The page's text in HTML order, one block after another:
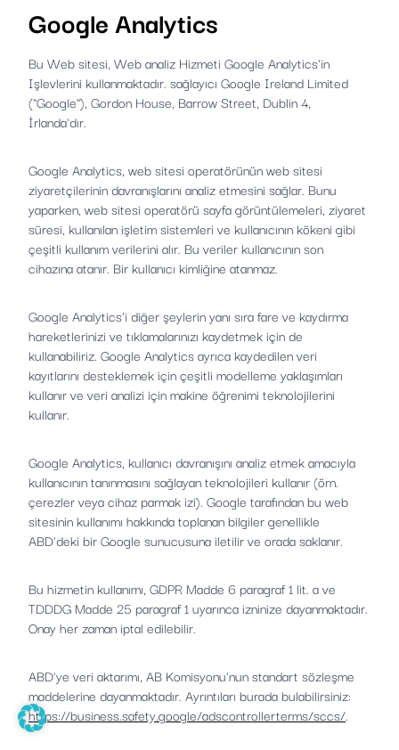
Google Analytics
Bu Web sitesi, Web analiz Hizmeti Google Analytics'in
Işlevlerini kullanmaktadır. sağlayıcı Google Ireland Limited
("Google"), Gordon House, Barrow Street, Dublin 4,
İrlanda'dır.
Google Analytics, web sitesi operatörünün web sitesi
ziyaretçilerinin davranışlarını analiz etmesini sağlar. Bunu
yaparken, web sitesi operatörü sayfa görüntülemeleri, ziyaret
süresi, kullanılan işletim sistemleri ve kullanıcının kökeni gibi
çeşitli kullanım verilerini alır. Bu veriler kullanıcının son
cihazına atanır. Bir kullanıcı kimliğine atanmaz.
Google Analytics'i diğer şeylerin yanı sıra fare ve kaydırma
hareketlerinizi ve tıklamalarınızı kaydetmek için de
kullanabiliriz. Google Analytics ayrıca kaydedilen veri
kayıtlarını desteklemek için çeşitli modelleme yaklaşımları
kullanır ve veri analizi için makine öğrenimi teknolojilerini
kullanır.
Google Analytics, kullanıcı davranışını analiz etmek amacıyla
kullanıcının tanınmasını sağlayan teknolojileri kullanır (örn.
çerezler veya cihaz parmak izi). Google tarafından bu web
sitesinin kullanımı hakkında toplanan bilgiler genellikle
ABD'deki bir Google sunucusuna iletilir ve orada saklanır.
Bu hizmetin kullanımı, GDPR Madde 6 paragraf 1 lit. a ve
TDDDG Madde 25 paragraf 1 uyarınca izninize dayanmaktadır.
Onay her zaman iptal edilebilir.
ABD'ye veri aktarımı, AB Komisyonu'nun standart sözleşme
maddelerine dayanmaktadır. Ayrıntıları burada bulabilirsiniz:
https://business.safety.google/adscontrollerterms/sccs/.